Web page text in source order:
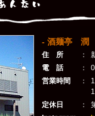
- 酒麺亭 潤
住 所 ：
電 話
：
営業時間
：
定休日
：